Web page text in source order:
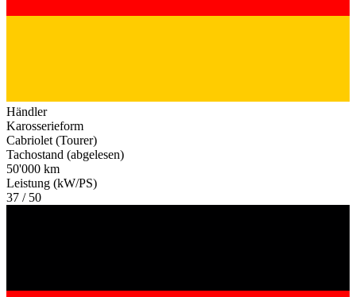
Händler
Karosserieform
Cabriolet (Tourer)
Tachostand (abgelesen)
50'000 km
Leistung (kW/PS)
37 / 50